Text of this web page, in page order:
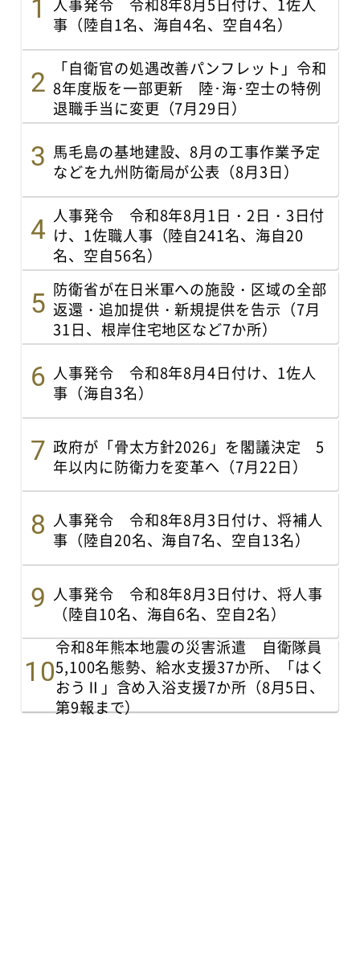
事（陸自1名、海自4名、空自4名）
「自衛官の処遇改善パンフレット」令和
8年度版を一部更新 陸･海･空士の特例
退職手当に変更（7月29日）
馬毛島の基地建設、8月の工事作業予定
などを九州防衛局が公表（8月3日）
人事発令 令和8年8月1日・2日・3日付
け、1佐職人事（陸自241名、海自20
名、空自56名）
防衛省が在日米軍への施設・区域の全部
返還・追加提供・新規提供を告示（7月
31日、根岸住宅地区など7か所）
人事発令 令和8年8月4日付け、1佐人
事（海自3名）
政府が「骨太方針2026」を閣議決定 5
年以内に防衛力を変革へ（7月22日）
人事発令 令和8年8月3日付け、将補人
事（陸自20名、海自7名、空自13名）
人事発令 令和8年8月3日付け、将人事
（陸自10名、海自6名、空自2名）
令和8年熊本地震の災害派遣 自衛隊員
5,100名態勢、給水支援37か所、「はく
おうⅡ」含め入浴支援7か所（8月5日、
第9報まで）